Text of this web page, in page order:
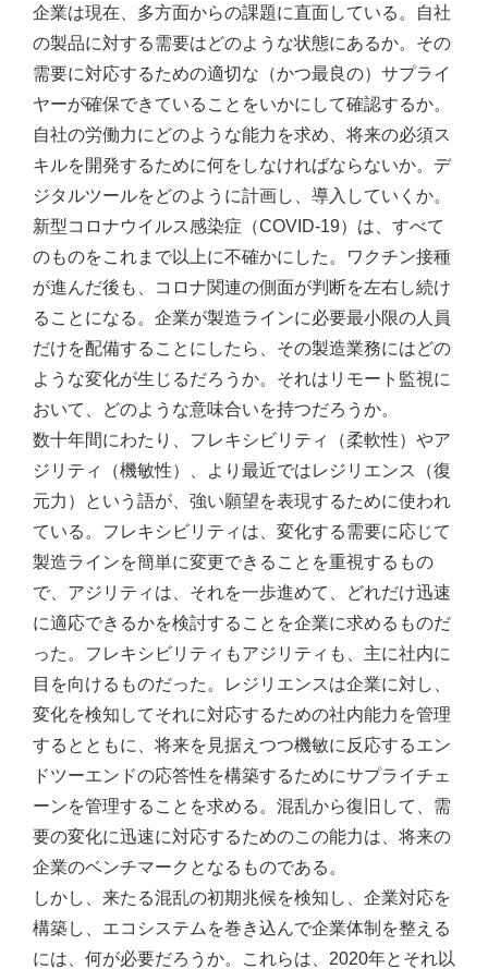
企業は現在、多方面からの課題に直面している。自社
の製品に対する需要はどのような状態にあるか。その
需要に対応するための適切な（かつ最良の）サプライ
ヤーが確保できていることをいかにして確認するか。
自社の労働力にどのような能力を求め、将来の必須ス
キルを開発するために何をしなければならないか。デ
ジタルツールをどのように計画し、導入していくか。
新型コロナウイルス感染症（COVID-19）は、すべて
のものをこれまで以上に不確かにした。ワクチン接種
が進んだ後も、コロナ関連の側面が判断を左右し続け
ることになる。企業が製造ラインに必要最小限の人員
だけを配備することにしたら、その製造業務にはどの
ような変化が生じるだろうか。それはリモート監視に
おいて、どのような意味合いを持つだろうか。
数十年間にわたり、フレキシビリティ（柔軟性）やア
ジリティ（機敏性）、より最近ではレジリエンス（復
元力）という語が、強い願望を表現するために使われ
ている。フレキシビリティは、変化する需要に応じて
製造ラインを簡単に変更できることを重視するもの
で、アジリティは、それを一歩進めて、どれだけ迅速
に適応できるかを検討することを企業に求めるものだ
った。フレキシビリティもアジリティも、主に社内に
目を向けるものだった。レジリエンスは企業に対し、
変化を検知してそれに対応するための社内能力を管理
するとともに、将来を見据えつつ機敏に反応するエン
ドツーエンドの応答性を構築するためにサプライチェ
ーンを管理することを求める。混乱から復旧して、需
要の変化に迅速に対応するためのこの能力は、将来の
企業のベンチマークとなるものである。
しかし、来たる混乱の初期兆候を検知し、企業対応を
構築し、エコシステムを巻き込んで企業体制を整える
には、何が必要だろうか。これらは、2020年とそれ以